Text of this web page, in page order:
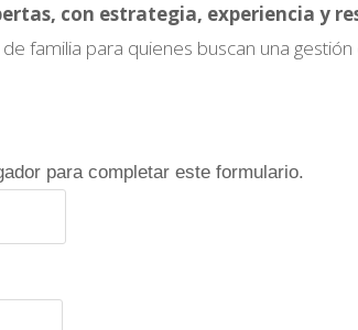
con estrategia, experiencia y
familia para quienes buscan una
para completar este formulario.